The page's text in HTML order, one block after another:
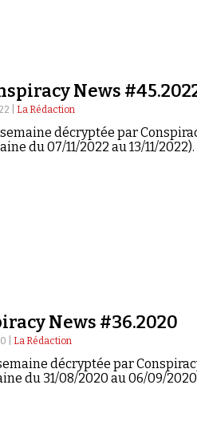
News
| La Rédaction
décryptée par
du 07/11/2022 au 13/11/2022).
News #36.2020
| La Rédaction
décryptée par
du 31/08/2020 au 06/09/